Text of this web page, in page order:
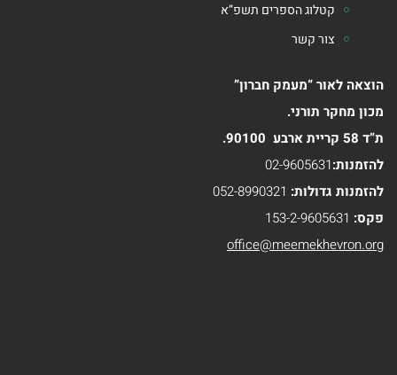
ספרים
ספרי
הרב
משה
בלייכר
ספרי
קטלוג הספרים תשפ”א
צור קשר
הוצאה לאור “מעמק חברון”
מכון מחקר תורני.
ת”ד 58 קריית ארבע 90100.
להזמנות:02-9605631
להזמנות גדולות: 052-8990321
פקס: 153-2-9605631
office@meemekhevron.org